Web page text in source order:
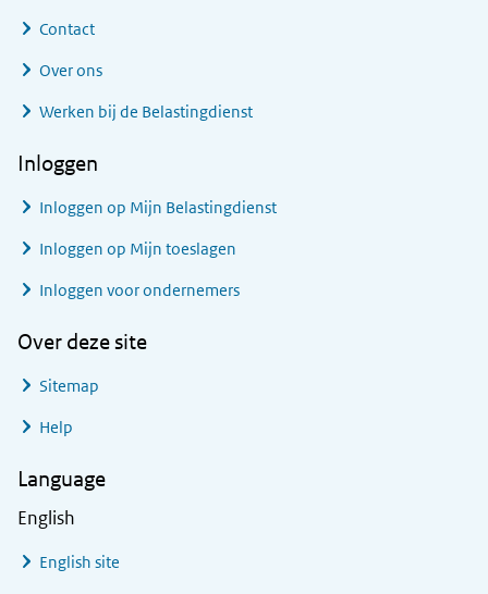
Contact
Over ons
Werken bij de Belastingdienst
Inloggen
Inloggen op Mijn Belastingdienst
Inloggen op Mijn toeslagen
Inloggen voor ondernemers
Over deze site
Sitemap
Help
Language
English
English site